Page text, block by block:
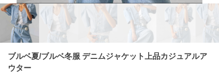
ブルベ夏/ブルベ冬服 デニムジャケット上品カジュアルア
ウター